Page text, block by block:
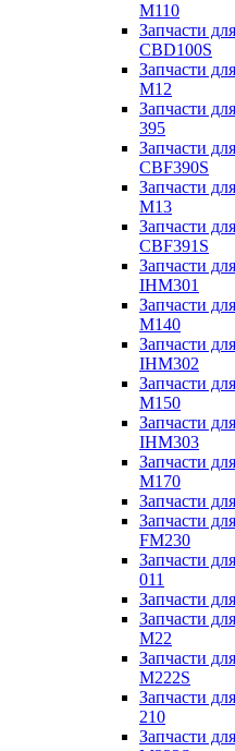
M110
Запчасти
CBD100S
Запчасти
M12
Запчасти
395
Запчасти
CBF390S
Запчасти
M13
Запчасти
CBF391S
Запчасти
IHM301
Запчасти
M140
Запчасти
IHM302
Запчасти
M150
Запчасти
IHM303
Запчасти
M170
Запчасти
Запчасти
FM230
Запчасти
011
Запчасти
Запчасти
M22
Запчасти
M222S
Запчасти
210
Запчасти